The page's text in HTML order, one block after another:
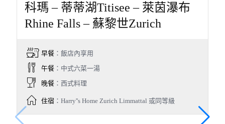
科瑪 – 蒂蒂湖Titisee – 萊茵瀑布
Rhine Falls – 蘇黎世Zurich
早餐：飯店內享用
午餐：中式六菜一湯
晚餐：西式料理
住宿：Harry''s Home Zurich Limmattal 或同等級